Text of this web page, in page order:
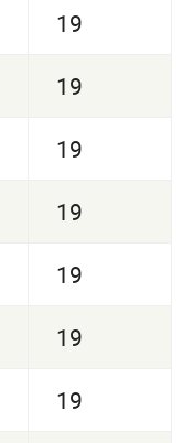
19
19
19
19
19
19
19